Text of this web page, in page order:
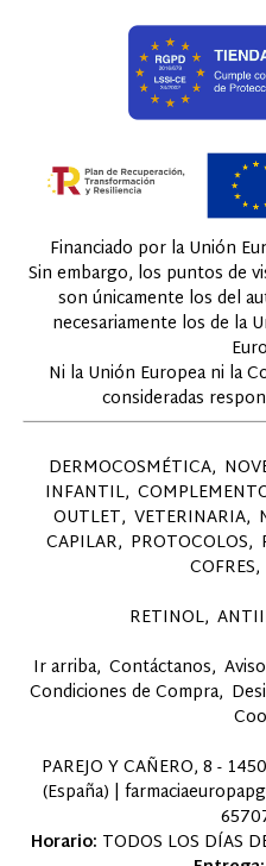
Financiado por la Unión
Sin embargo, los puntos de
son únicamente los del
necesariamente los de la
Ni la Unión Europea ni la
consideradas
DERMOCOSMÉTICA
INFANTIL
OUTLET VETERINARIA
CAPILAR PROTOCOLOS
COFRES
RETINOL
Ir arriba Contáctanos
Condiciones de Compra
PAREJO Y CAÑERO, 8 -
(España) |
Horario: TODOS LOS DÍAS